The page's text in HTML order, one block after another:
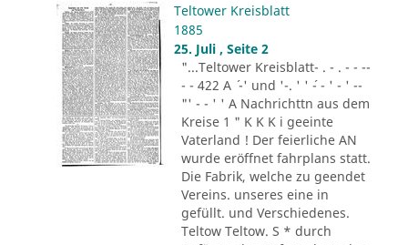
Teltower Kreisblatt
1885
25. Juli , Seite 2
"...Teltower Kreisblatt- . - . - - --
- - 422 A ´ -' und '-. ' ' ´- - ' - ' --
"' - - ' ' A Nachrichttn aus dem
Kreise 1 " K K K i geeinte
Vaterland ! Der feierliche AN
wurde eröffnet fahrplans statt.
Die Fabrik, welche zu geendet
Vereins. unseres eine in
gefüllt. und Verschiedenes.
Teltow Teltow. S * durch